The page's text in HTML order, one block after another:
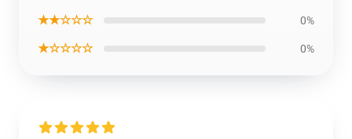
★★☆☆☆ 0%
★☆☆☆☆ 0%